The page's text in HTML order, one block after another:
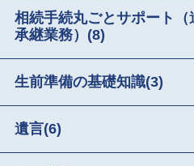
相続手続丸ごとサポート
承継業務） (8)
生前準備の基礎知識(3)
遺言(6)